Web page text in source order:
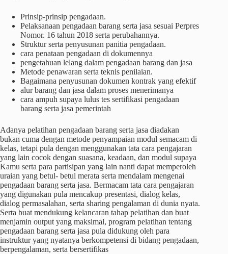
Prinsip-prinsip pengadaan.
Pelaksanaan pengadaan barang serta jasa sesuai Perpres
Nomor. 16 tahun 2018 serta perubahannya.
Struktur serta penyusunan panitia pengadaan.
cara penataan pengadaan di dokumennya
pengetahuan lelang dalam pengadaan barang dan jasa
Metode penawaran serta teknis penilaian.
Bagaimana penyusunan dokumen kontrak yang efektif
alur barang dan jasa dalam proses menerimanya
cara ampuh supaya lulus tes sertifikasi pengadaan
barang serta jasa pemerintah
Adanya pelatihan pengadaan barang serta jasa diadakan
bukan cuma dengan metode penyampaian modul semacam di
kelas, tetapi pula dengan menggunakan tata cara pengajaran
yang lain cocok dengan suasana, keadaan, dan modul supaya
Kamu serta para partisipan yang lain nanti dapat memperoleh
uraian yang betul- betul merata serta mendalam mengenai
pengadaan barang serta jasa. Bermacam tata cara pengajaran
yang digunakan pula mencakup presentasi, dialog kelas,
dialog permasalahan, serta sharing pengalaman di dunia nyata.
Serta buat mendukung kelancaran tahap pelatihan dan buat
menjamin output yang maksimal, program pelatihan tentang
pengadaan barang serta jasa pula didukung oleh para
instruktur yang nyatanya berkompetensi di bidang pengadaan,
berpengalaman, serta bersertifikas